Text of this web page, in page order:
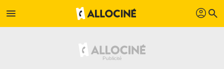
menu profil search